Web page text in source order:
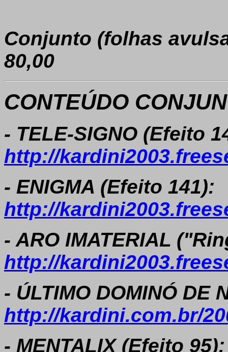
Conjunto (folhas
80,00
CONTEÚDO
- TELE-SIGNO (Efeito
http://
- ENIGMA (Efeito 141):
http://
- ARO IMATERIAL
http://
- ÚLTIMO DOMINÓ DE
http://kardini.com.br/
- MENTALIX (Efeito 95):